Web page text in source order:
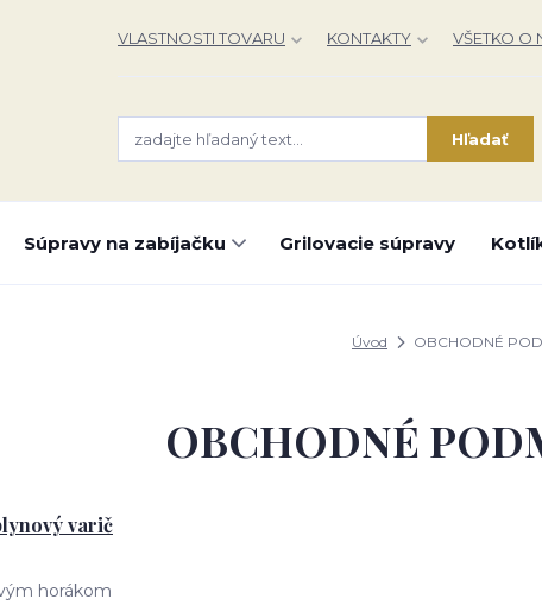
VLASTNOSTI TOVARU KONTAKTY VŠETKO O
Hľadať
Súpravy na zabíjačku Grilovacie súpravy
Úvod OBCHODNÉ
varič
horákom
OBCHODNÉ